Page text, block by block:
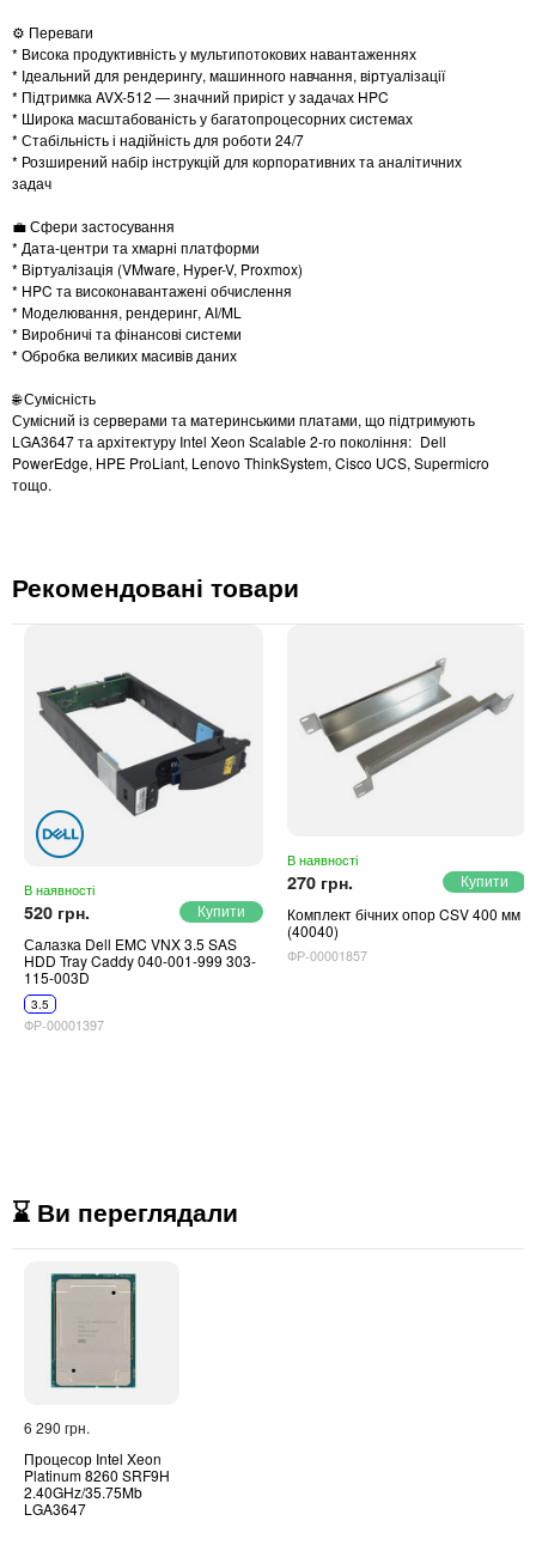
⚙️ Переваги
* Висока продуктивність у мультипотокових навантаженнях
* Ідеальний для рендерингу, машинного навчання, віртуалізації
* Підтримка AVX-512 — значний приріст у задачах HPC
* Широка масштабованість у багатопроцесорних системах
* Стабільність і надійність для роботи 24/7
* Розширений набір інструкцій для корпоративних та аналітичних
задач
💼 Сфери застосування
* Дата-центри та хмарні платформи
* Віртуалізація (VMware, Hyper-V, Proxmox)
* HPC та високонавантажені обчислення
* Моделювання, рендеринг, AI/ML
* Виробничі та фінансові системи
* Обробка великих масивів даних
🌐 Сумісність
Сумісний із серверами та материнськими платами, що підтримують
LGA3647 та архітектуру Intel Xeon Scalable 2-го покоління: Dell
PowerEdge, HPE ProLiant, Lenovo ThinkSystem, Cisco UCS, Supermicro
тощо.
Рекомендовані товари
В наявності
520 грн.
Салазка Dell EMC VNX 3.5 SAS
HDD Tray Caddy 040-001-999 303-
115-003D
3.5
ФР-00001397
В наявності
270 грн.
Комплект бічних опор CSV 400 мм
(40040)
ФР-00001857
⌛ Ви переглядали
6 290 грн.
Процесор Intel Xeon
Platinum 8260 SRF9H
2.40GHz/35.75Mb
LGA3647